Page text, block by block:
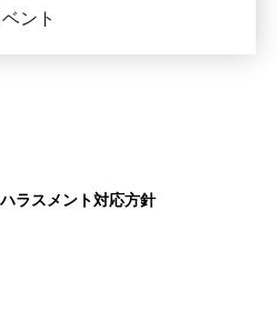
ント
ラスメント対応方針